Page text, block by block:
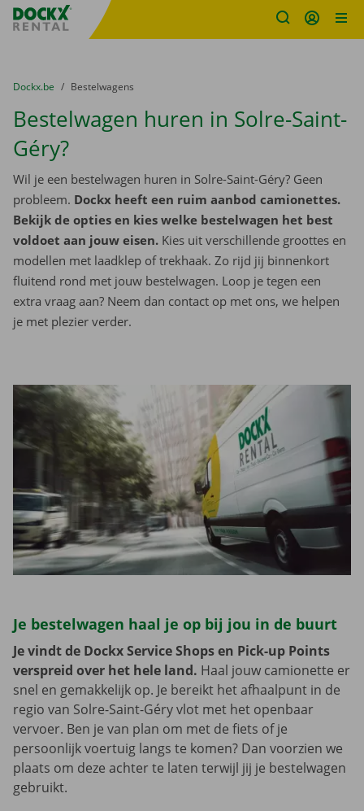
Fratello DEMO
U bevindt zich hier:
van
Dockx.be naar
Bestelwagens
Bestelwagen huren in Solre-Saint-
Géry?
Wil je een bestelwagen huren in Solre-Saint-Géry? Geen
probleem. Dockx heeft een ruim aanbod camionettes.
Bekijk de opties en kies welke bestelwagen het best
voldoet aan jouw eisen. Kies uit verschillende groottes en
modellen met laadklep of trekhaak. Zo rijd jij binnenkort
fluitend rond met jouw bestelwagen. Loop je tegen een
extra vraag aan? Neem dan contact op met ons, we helpen
je met plezier verder.
Je bestelwagen haal je op bij jou in de buurt
Je vindt de Dockx Service Shops en Pick-up Points
verspreid over het hele land. Haal jouw camionette er
snel en gemakkelijk op. Je bereikt het afhaalpunt in de
regio van Solre-Saint-Géry vlot met het openbaar
vervoer. Ben je van plan om met de fiets of je
persoonlijk voertuig langs te komen? Dan voorzien we
plaats om deze achter te laten terwijl jij je bestelwagen
gebruikt.